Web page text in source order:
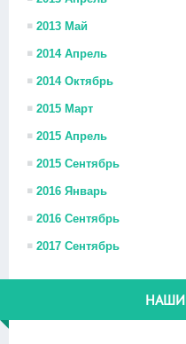
2013 Май
2014 Апрель
2014 Октябрь
2015 Март
2015 Апрель
2015 Сентябрь
2016 Январь
2016 Сентябрь
2017 Сентябрь